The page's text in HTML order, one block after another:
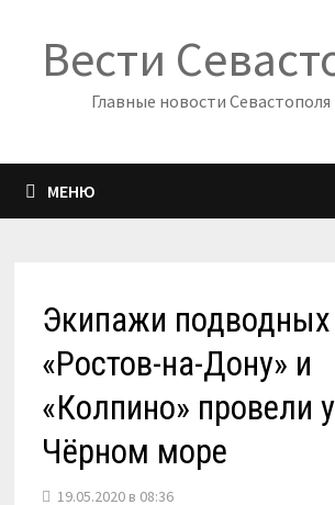
содержимому
Вести
Главные новости
МЕНЮ
Экипажи
«Ростов-на-Дону» и
«Колпино» провели
Чёрном море
19.05.2020 в 08:36